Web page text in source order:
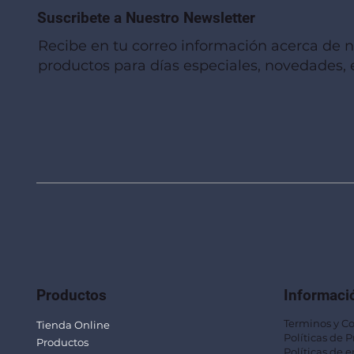
Suscribete a Nuestro Newsletter
Recibe en tu correo información acerca de
productos para días especiales, novedades,
Productos
Tienda Online
Productos
Terminos y
Políticas de